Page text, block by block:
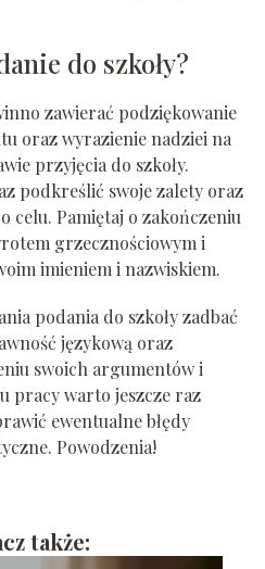
do szkoły?
zawierać podziękowanie
oraz wyrazienie nadziei na
przyjęcia do szkoły.
podkreślić swoje zalety oraz
celu. Pamiętaj o zakończeniu
grzecznościowym i
imieniem i nazwiskiem.
podania do szkoły zadbać
językową oraz
swoich argumentów i
pracy warto jeszcze raz
ewentualne błędy
Powodzenia!
także: